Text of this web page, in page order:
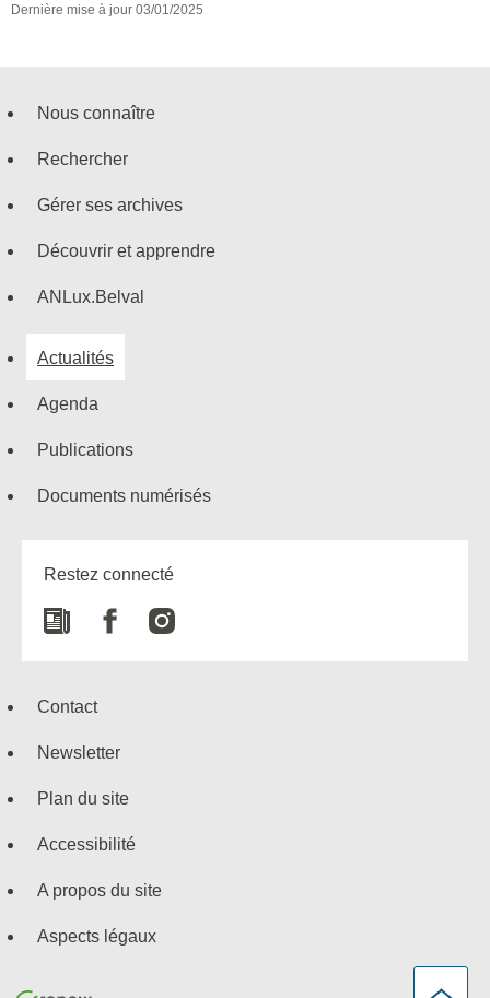
Dernière mise à jour 03/01/2025
Menu
de
navigation
Nous connaître
Rechercher
Gérer ses archives
Découvrir et apprendre
ANLux.Belval
Actualités
Agenda
Publications
Documents numérisés
Restez connecté
NewspaperFacebook
Contact
Newsletter
Plan du site
Accessibilité
A propos du site
Aspects légaux